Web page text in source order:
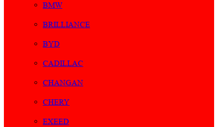
BMW
BRILLIANCE
BYD
CADILLAC
CHANGAN
CHERY
EXEED